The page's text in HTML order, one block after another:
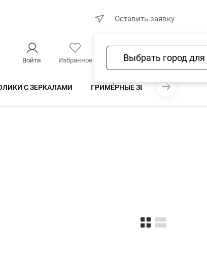
Выбрать город
Оставить заявку
Войти Избранное Сравнение Корзина
С ЗЕРКАЛАМИ ГРИМЁРНЫЕ ЗЕРКАЛА